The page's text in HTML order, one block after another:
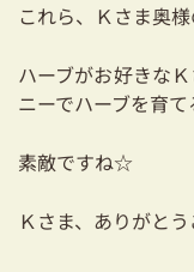
これら、Ｋさま奥
ハーブがお好きな
ニーでハーブを育
素敵ですね☆
Ｋさま、ありがと